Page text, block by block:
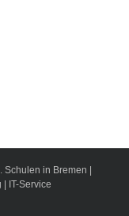
Schulen in Bremen
IT-Service